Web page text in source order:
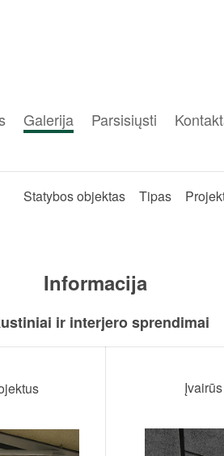
Galerija Parsisiųsti
Statybos objektas Tipas
Informacija
ir interjero sprendimai
Įvairūs